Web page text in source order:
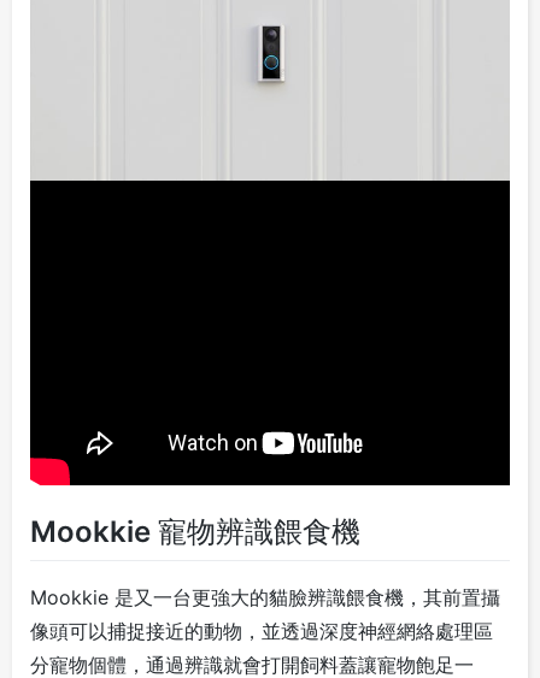
Mookkie 寵物辨識餵食機
Mookkie 是又一台更強大的貓臉辨識餵食機，其前置攝
像頭可以捕捉接近的動物，並透過深度神經網絡處理區
分寵物個體，通過辨識就會打開飼料蓋讓寵物飽足一